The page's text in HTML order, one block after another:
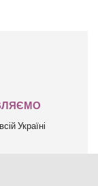
Україні